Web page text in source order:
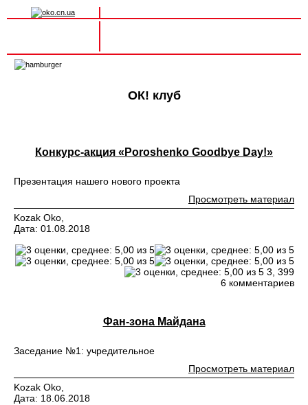
ОК! клуб
Конкурс-акция «Poroshenko Goodbye Day!»
Презентация нашего нового проекта
Просмотреть материал
Kozak Oko,
Дата: 01.08.2018
3, 399
6 комментариев
Фан-зона Майдана
Заседание №1: учредительное
Просмотреть материал
Kozak Oko,
Дата: 18.06.2018